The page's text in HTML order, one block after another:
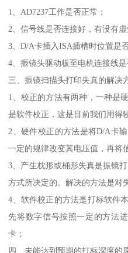
1、AD7237工作是否正常；
2、信号线是否连接好，有没有虚
3、D/A卡插入ISA插槽时位置是
4、振镜头驱动板至电机连接线是
三、振镜扫描头打印失真的解决
1、校正的方法有两种，一种是
是软件校正，这是目前我们用得
2、硬件校正的方法是将D/A卡
一定的规律改变其电压值，再将
3、产生枕形或桶形失真是振镜
方式所决定的。解决的方法是对
4、软件校正的方法是打标软件
先将数字信号按照一定的方法
卡；
四、未能达到预期的打标深度的